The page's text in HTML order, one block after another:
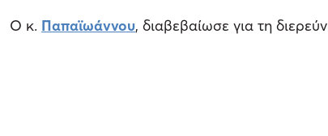
Ο κ. Παπαϊωάννου, διαβεβαίωσε για τη